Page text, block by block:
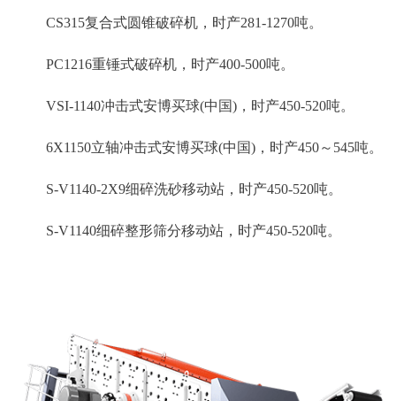
CS315复合式圆锥破碎机，时产281-1270吨。
PC1216重锤式破碎机，时产400-500吨。
VSI-1140冲击式安博买球(中国)，时产450-520吨。
6X1150立轴冲击式安博买球(中国)，时产450～545吨。
S-V1140-2X9细碎洗砂移动站，时产450-520吨。
S-V1140细碎整形筛分移动站，时产450-520吨。